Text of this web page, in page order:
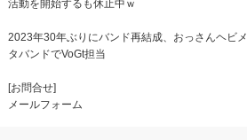
活動を開始するも休止中ｗ
2023年30年ぶりにバンド再結成、おっさんヘビメ
タバンドでVoGt担当
[お問合せ]
メールフォーム